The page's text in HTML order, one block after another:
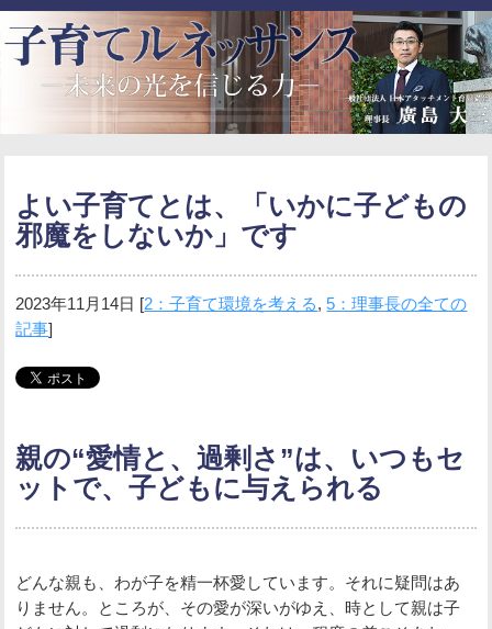
よい子育てとは、「いかに子どもの
邪魔をしないか」です
2023年11月14日 [2：子育て環境を考える,5：理事長の全ての
記事]
親の“愛情と、過剰さ”は、いつもセ
ットで、子どもに与えられる
どんな親も、わが子を精一杯愛しています。それに疑問はあ
りません。ところが、その愛が深いがゆえ、時として親は子